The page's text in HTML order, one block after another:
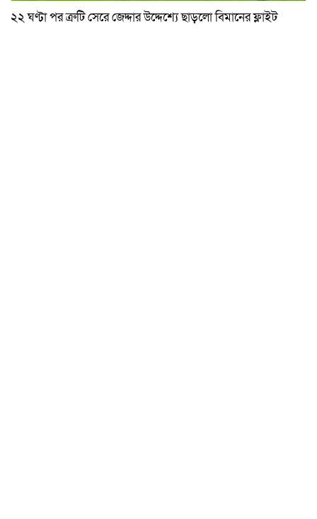
২২ ঘণ্টা পর ত্রুটি সেরে জেদ্দার উদ্দেশ্যে ছাড়লো বিমানের ফ্লাইট